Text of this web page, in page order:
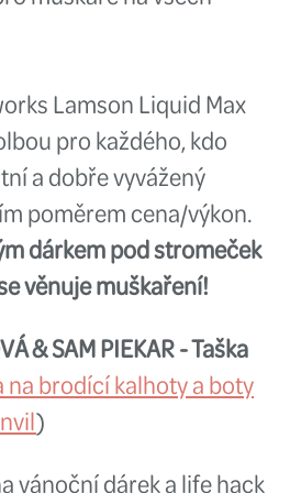
a spolehlivý
skvělé vlastnosti
navijáku je
a mořský
pro muškaře,
kvalitní brzdný
cívku a